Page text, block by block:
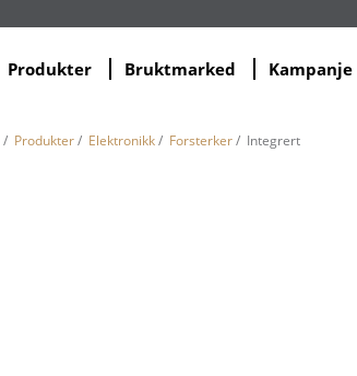
Produkter Bruktmarked Kampanje
/ Produkter/ Elektronikk/ Forsterker/ Integrert